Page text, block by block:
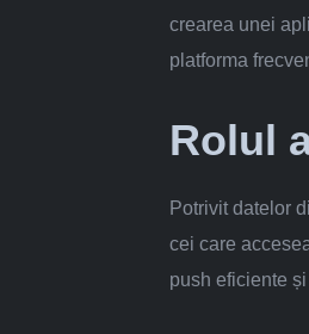
crearea unei
platforma
Rolul
Potrivit datelor
cei care
push eficiente